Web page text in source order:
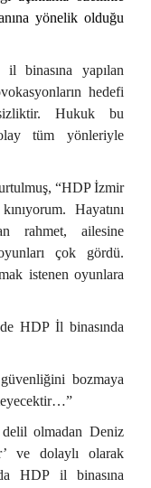
yönelik olduğu
binasına yapılan
hedefi
Hukuk bu
tüm yönleriyle
“HDP İzmir
Hayatını
rahmet, ailesine
çok gördü.
istenen oyunlara
HDP İl binasında
bozmaya
olmadan Deniz
ve dolaylı olarak
HDP il binasına